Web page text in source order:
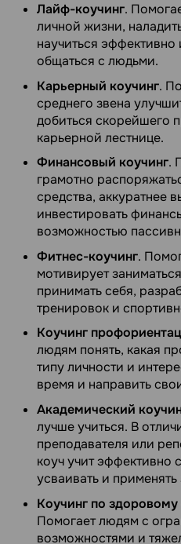
Лайф-коучинг.
личной жизни,
научиться
общаться с людьми.
Карьерный коучинг.
среднего звена
добиться скорейшего
карьерной лестнице.
Финансовый коучинг.
грамотно
средства, аккуратнее
инвестировать
возможностью
Фитнес-коучинг.
мотивирует
принимать себя,
тренировок и
Коучинг
людям понять, какая
типу личности и
время и направить
Академический
лучше учиться. В
преподавателя или
коуч учит эффективно
усваивать и применять
Коучинг по
Помогает людям с
возможностями и